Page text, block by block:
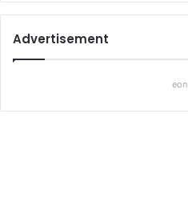
Advertisement
eon